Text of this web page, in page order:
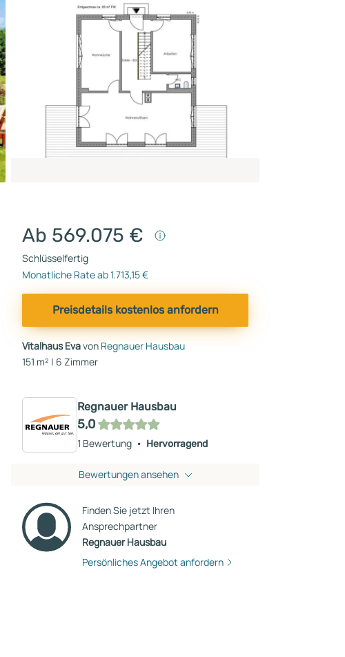
Ab 569.075 €
Schlüsselfertig
Monatliche Rate ab 1.713,15 €
Preisdetails kostenlos anfordern
Vitalhaus Evavon Regnauer Hausbau
151 m² | 6 Zimmer
Regnauer Hausbau
5,0
1 Bewertung Hervorragend
Bewertungen ansehen
Finden Sie jetzt Ihren
Ansprechpartner
Regnauer Hausbau
Persönliches Angebot anfordern